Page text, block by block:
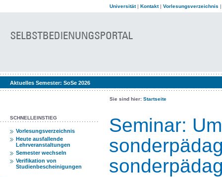
Universität| Kontakt| Vorlesungsverzeichnis
Aktuelles Semester: SoSe 2026
Sie sind hier: Startseite
SCHNELLEINSTIEG
Vorlesungsverzeichnis
Heute ausfallende
Lehrveranstaltungen
Semester wechseln
Verifikation von
Studienbescheinigungen
Seminar: